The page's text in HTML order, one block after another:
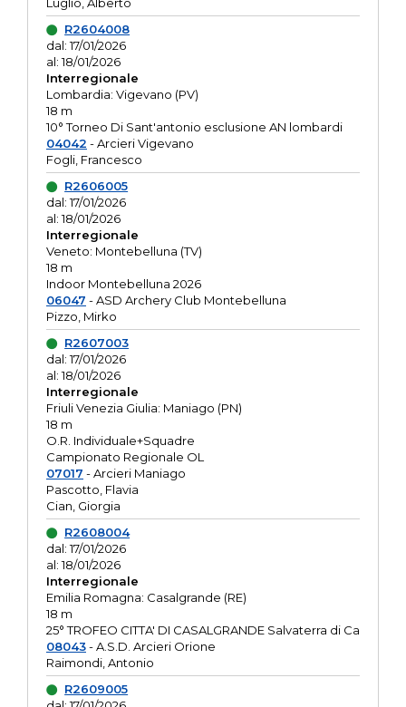
R2604008
dal: 17/01/2026
al: 18/01/2026
Interregionale
Lombardia: Vigevano (PV)
18 m
10° Torneo Di Sant'antonio esclusione AN lombardi
04042 - Arcieri Vigevano
Fogli, Francesco
R2606005
dal: 17/01/2026
al: 18/01/2026
Interregionale
Veneto: Montebelluna (TV)
18 m
Indoor Montebelluna 2026
06047 - ASD Archery Club Montebelluna
Pizzo, Mirko
R2607003
dal: 17/01/2026
al: 18/01/2026
Interregionale
Friuli Venezia Giulia: Maniago (PN)
18 m
O.R. Individuale+Squadre
Campionato Regionale OL
07017 - Arcieri Maniago
Pascotto, Flavia
Cian, Giorgia
R2608004
dal: 17/01/2026
al: 18/01/2026
Interregionale
Emilia Romagna: Casalgrande (RE)
18 m
25° TROFEO CITTA' DI CASALGRANDE Salvaterra di Ca
08043- A.S.D. Arcieri Orione
Raimondi, Antonio
R2609005